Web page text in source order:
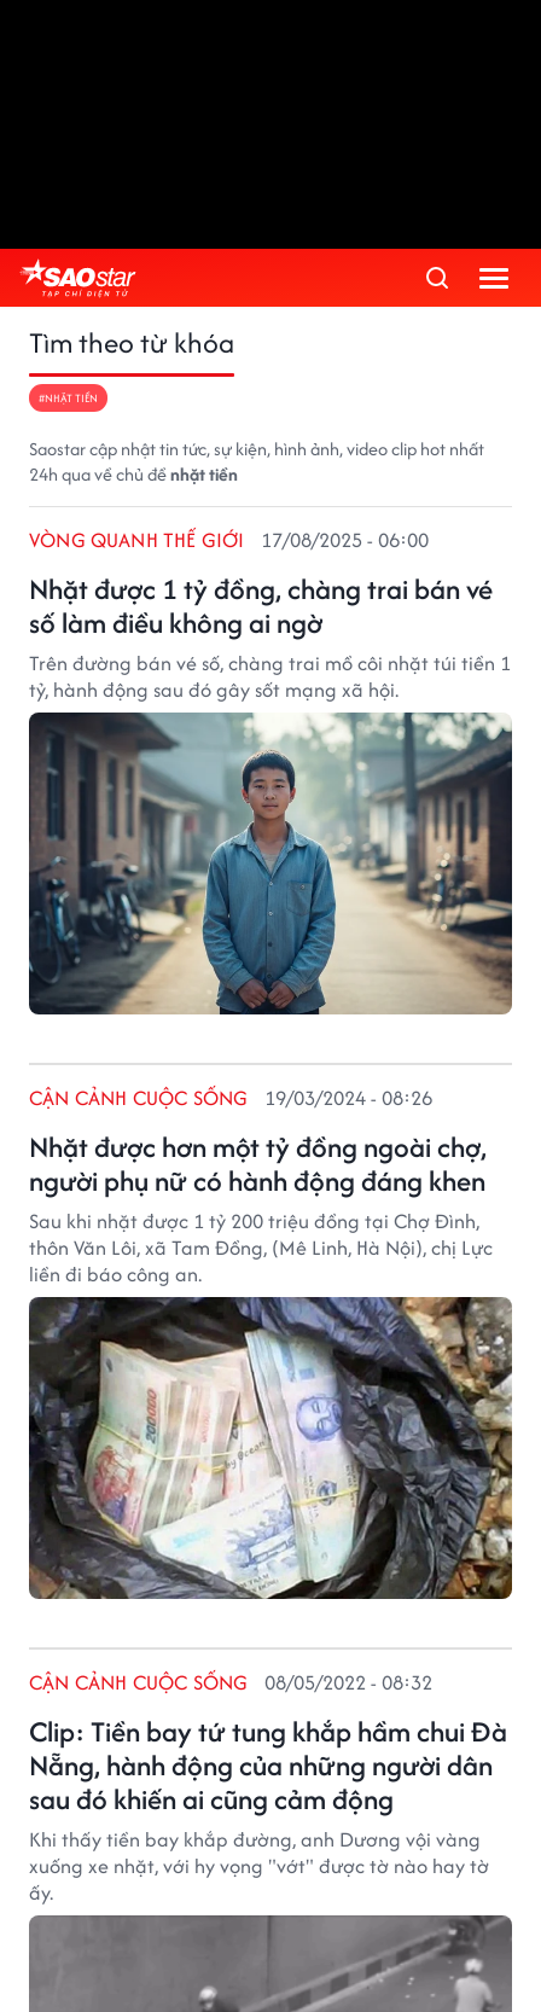
Tìm theo từ khóa
#NHẶT TIỀN
Saostar cập nhật tin tức, sự kiện, hình ảnh, video clip hot nhất
24h qua về chủ đềnhặt tiền
Nhặt được 1 tỷ đồng, chàng trai bán vé
số làm điều không ai ngờ
VÒNG QUANH THẾ GIỚI 17/08/2025 - 06:00
Trên đường bán vé số, chàng trai mồ côi nhặt túi tiền 1
tỷ, hành động sau đó gây sốt mạng xã hội.
Nhặt được hơn một tỷ đồng ngoài chợ,
người phụ nữ có hành động đáng khen
CẬN CẢNH CUỘC SỐNG 19/03/2024 - 08:26
Sau khi nhặt được 1 tỷ 200 triệu đồng tại Chợ Đình,
thôn Văn Lôi, xã Tam Đồng, (Mê Linh, Hà Nội), chị Lực
liền đi báo công an.
Clip: Tiền bay tứ tung khắp hầm chui Đà
Nẵng, hành động của những người dân
sau đó khiến ai cũng cảm động
CẬN CẢNH CUỘC SỐNG 08/05/2022 - 08:32
Khi thấy tiền bay khắp đường, anh Dương vội vàng
xuống xe nhặt, với hy vọng "vớt" được tờ nào hay tờ
ấy.